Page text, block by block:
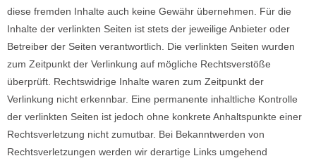
diese fremden Inhalte auch keine Gewähr übernehmen. Für die
Inhalte der verlinkten Seiten ist stets der jeweilige Anbieter oder
Betreiber der Seiten verantwortlich. Die verlinkten Seiten wurden
zum Zeitpunkt der Verlinkung auf mögliche Rechtsverstöße
überprüft. Rechtswidrige Inhalte waren zum Zeitpunkt der
Verlinkung nicht erkennbar. Eine permanente inhaltliche Kontrolle
der verlinkten Seiten ist jedoch ohne konkrete Anhaltspunkte einer
Rechtsverletzung nicht zumutbar. Bei Bekanntwerden von
Rechtsverletzungen werden wir derartige Links umgehend